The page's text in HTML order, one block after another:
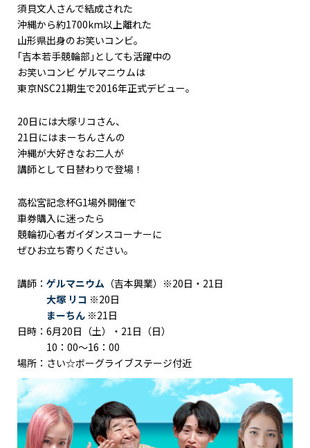
須貝文人さんで結成された
沖縄から約1700km以上離れた
山形県出身のお笑いコンビ。
｢吉本若手競輪部｣としても活躍中の
お笑いコンビ ゲルマニウムは
東京NSC21期生で2016年正式デビュー。
20日には大塚リコさん、
21日にはまーちんさんの
沖縄が大好きなお二人が
講師として日替わりで登場！
高松宮記念杯G1場外開催で
車券購入に迷ったら
競輪初心者ガイダンスコーナーに
ぜひお立ち寄りください。
講師： ゲルマニウム （吉本興業）※20日・21日
大塚 リコ ※20日
まーちん ※21日
日時：6月20日（土）・21日（日）
10：00～16：00
場所：さい☆ボーグライブステージ付近